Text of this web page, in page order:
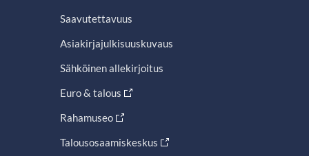
Saavutettavuus
Asiakirjajulkisuuskuvaus
Sähköinen allekirjoitus
Euro & talous
Rahamuseo
Talousosaamiskeskus